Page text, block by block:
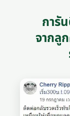
การั
จากลู